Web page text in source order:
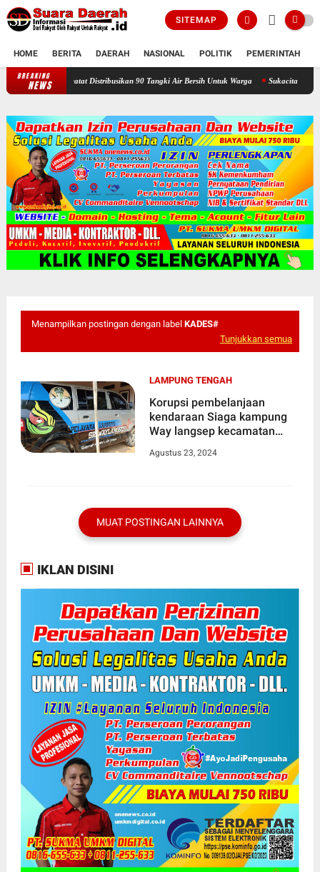
SITEMAP
HOME BERITA DAERAH NASIONAL POLITIK PEMERINTAH
BREAKING
NEWS Selama Kemarau : Posko Relawan Ganefo Tangen Mencatat
Menampilkan postingan dengan label KADES#
Tunjukkan semua
LAMPUNG TENGAH
Korupsi pembelanjaan
kendaraan Siaga kampung
Way langsep kecamatan
Kepala Pekonnya
Agustus 23, 2024
MUAT POSTINGAN LAINNYA
IKLAN DISINI